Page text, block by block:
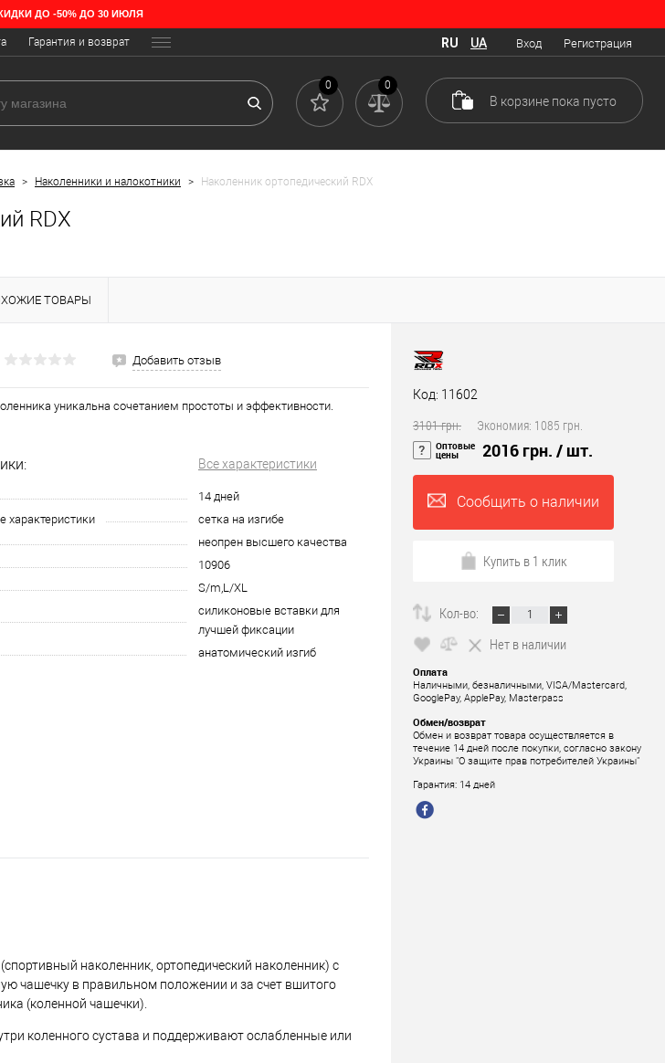
ДО -50% ДО 30 ИЮЛЯ
Гарантия и возврат Вход Регистрация
RU UA
0 0
В корзине пока пусто
> Наколенники и налокотники > Наколенник ортопедический RDX
RDX
ТОВАРЫ
Добавить отзыв
уникальна сочетанием простоты и эффективности.
Все характеристики
14 дней
характеристики
сетка на изгибе
неопрен высшего качества
10906
S/m,L/XL
силиконовые вставки для
лучшей фиксации
анатомический изгиб
наколенник, ортопедический наколенник) с
чашечку в правильном положении и за счет вшитого
(коленной чашечки).
коленного сустава и поддерживают ослабленные или
Код: 11602
3101 грн. Экономия: 1085 грн.
Оптовые
цены 2016 грн. / шт.
Сообщить о наличии
Купить в 1 клик
Кол-во:
Нет в наличии
Оплата
Наличными, безналичными, VISA/Mastercard,
GooglePay, ApplePay, Masterpass
Обмен/возврат
Обмен и возврат товара осуществляется в
течение 14 дней после покупки, согласно закону
Украины "О защите прав потребителей Украины"
Гарантия: 14 дней